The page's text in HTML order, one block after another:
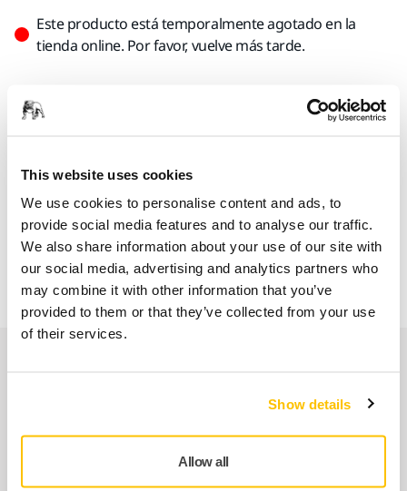
This website uses cookies
We use cookies to personalise content and ads, to
provide social media features and to analyse our traffic.
We also share information about your use of our site with
our social media, advertising and analytics partners who
may combine it with other information that you’ve
provided to them or that they’ve collected from your use
of their services.
Show details
Allow all
Este producto está temporalmente agotado en la
tienda online. Por favor, vuelve más tarde.
Melilla)
Envío gratuito para pedidos superiores a 49,90€, IVA
incl.
Pago Seguro
Seguimiento de envío
Servicio Posventa exclusivo de Mirka
Atención al Cliente de Mirka